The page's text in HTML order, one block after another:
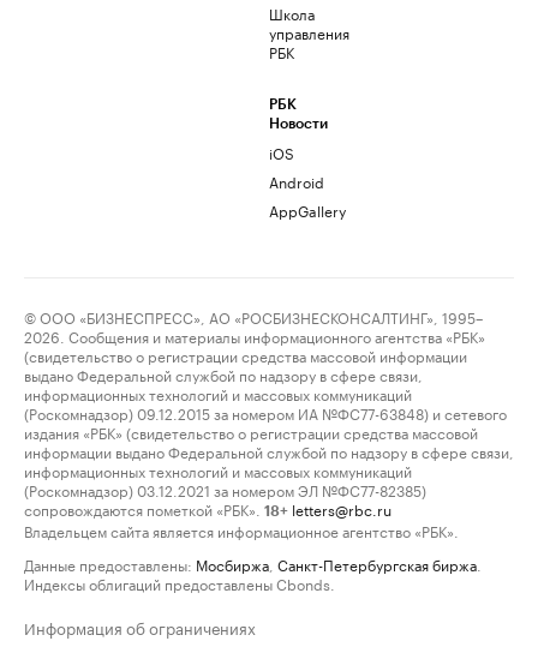
Школа
управления
РБК
РБК
Новости
iOS
Android
AppGallery
© ООО «БИЗНЕСПРЕСС», АО «РОСБИЗНЕСКОНСАЛТИНГ», 1995–
2026. Сообщения и материалы информационного агентства «РБК»
(свидетельство о регистрации средства массовой информации
выдано Федеральной службой по надзору в сфере связи,
информационных технологий и массовых коммуникаций
(Роскомнадзор) 09.12.2015 за номером ИА №ФС77-63848) и сетевого
издания «РБК» (свидетельство о регистрации средства массовой
информации выдано Федеральной службой по надзору в сфере связи,
информационных технологий и массовых коммуникаций
(Роскомнадзор) 03.12.2021 за номером ЭЛ №ФС77-82385)
сопровождаются пометкой «РБК».
18+ letters@rbc.ru
Владельцем сайта является информационное агентство «РБК».
Данные предоставлены: Мосбиржа Санкт-Петербургская биржа
Индексы облигаций предоставлены Cbonds.
Информация об ограничениях